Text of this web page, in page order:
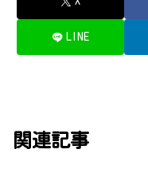
LINE
関連記事